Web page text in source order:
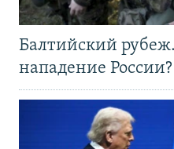
Балтийский
нападение России?